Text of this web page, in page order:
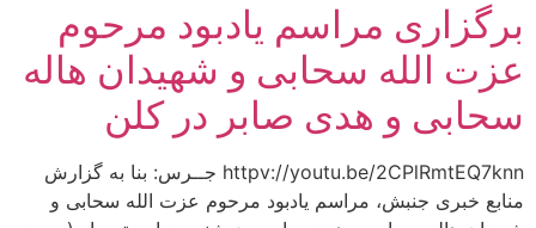
برگزاری مراسم یادبود مرحوم
عزت الله سحابی و شهیدان هاله
سحابی و هدی صابر در کلن
httpv://youtu.be/2CPlRmtEQ7knn جــرس: بنا به گزارش
منابع خبری جنبش، مراسم یادبود مرحوم عزت الله سحابی و